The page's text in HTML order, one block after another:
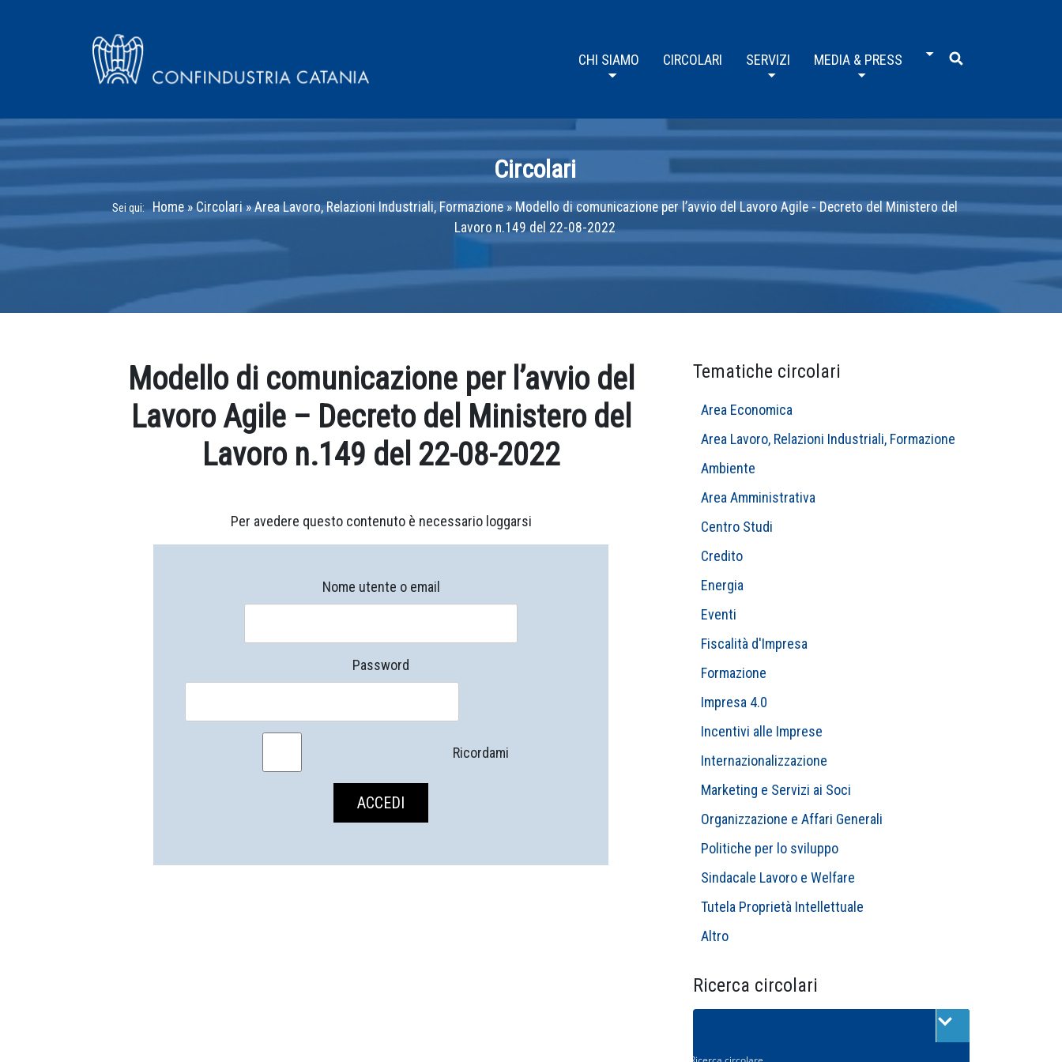
CHI SIAMO CIRCOLARI SERVIZI MEDIA & PRESS
Circolari
Sei qui: Home»Circolari»Area Lavoro, Relazioni Industriali, Formazione » Modello di comunicazione per l’avvio del Lavoro Agile - Decreto del Ministero del
Lavoro n.149 del 22-08-2022
Modello di comunicazione per l’avvio del
Lavoro Agile – Decreto del Ministero del
Lavoro n.149 del 22-08-2022
Per avedere questo contenuto è necessario loggarsi
Nome utente o email
Password
Ricordami
Tematiche circolari
Area Economica
Area Lavoro, Relazioni Industriali, Formazione
Ambiente
Area Amministrativa
Centro Studi
Credito
Energia
Eventi
Fiscalità d'Impresa
Formazione
Impresa 4.0
Incentivi alle Imprese
Internazionalizzazione
Marketing e Servizi ai Soci
Organizzazione e Affari Generali
Politiche per lo sviluppo
Sindacale Lavoro e Welfare
Tutela Proprietà Intellettuale
Altro
Ricerca circolari